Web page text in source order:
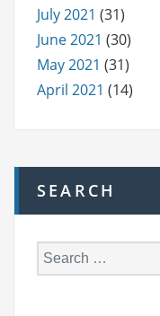
July 2021 (31)
June 2021 (30)
May 2021 (31)
April 2021 (14)
SEARCH
e